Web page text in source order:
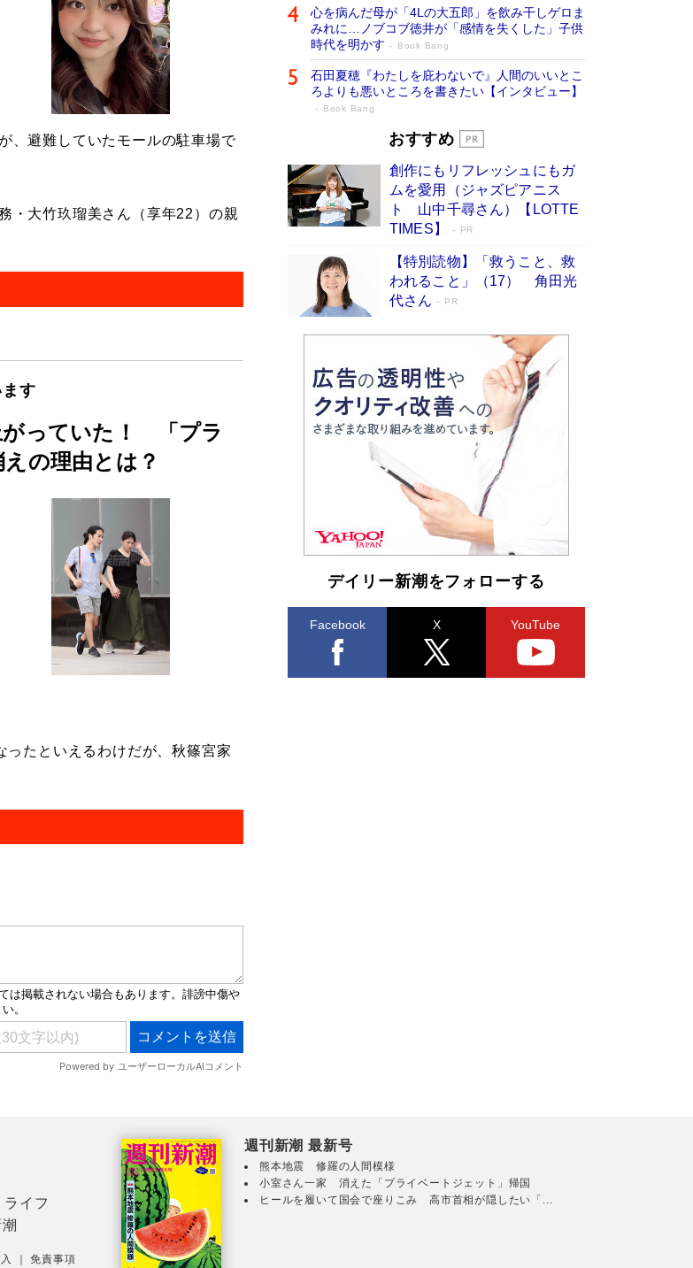
、避難していたモールの駐車場で
・大竹玖瑠美さん（享年22）の親
す
がっていた！ 「プラ
の理由とは？
たといえるわけだが、秋篠宮家
心を病んだ母が「4Lの大五郎」を飲み干しゲロま
みれに…ノブコブ徳井が「感情を失くした」子供
時代を明かす
Book Bang
石田夏穂『わたしを庇わないで』人間のいいとこ
ろよりも悪いところを書きたい【インタビュー】
Book Bang
73歳でも働くしかない 「老後レス時代」
「なんで？ そんな馬鹿な……」90歳になった作
家・阿刀田高さんが、ひとり暮らしの生活を明か
す
Book Bang
グに『容疑者Xの献身』『白夜行』など代表作が
並ぶ［文庫ベストセラー］
Book Bang
和田秀樹の70代、80代向け新書がベスト3を独
「『火垂るの墓』は、大嘘である」原作者が抱き
続けた“自責の念”とは…「自己憐憫は描きたくな
い」監督が徹底的にこだわったこと（後編） #
戦争の記憶
Book Bang
おすすめ
創作にもリフレッシュにもガ
ムを愛用（ジャズピアニス
ト 山中千尋さん）【LOTTE
TIMES】
PR
【特別読物】「救うこと、救
われること」（17） 角田光
代さん
PR
デイリー新潮をフォローする
Facebook X YouTube
ライフ
｜免責事項
週刊新潮 最新号
熊本地震 修羅の人間模様
小室さん一家 消えた「プライベートジェット」帰国
ヒールを履いて国会で座りこみ 高市首相が隠したい「...